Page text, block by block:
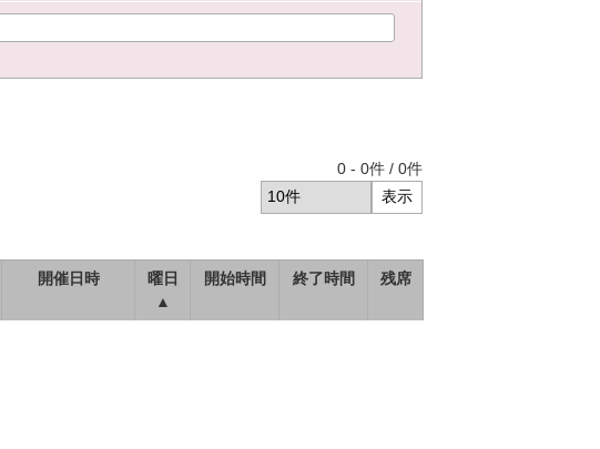
0 - 0件 / 0件
開催日時
曜日
▲
開始時間 終了時間 残席